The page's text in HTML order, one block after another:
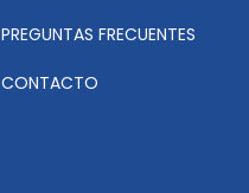
PREGUNTAS FRECUENTES
CONTACTO